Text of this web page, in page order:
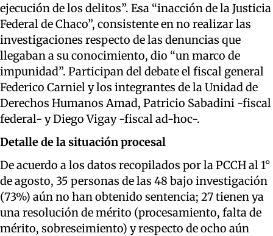
ejecución de los delitos”. Esa “inacción de la Justicia
Federal de Chaco”, consistente en no realizar las
investigaciones respecto de las denuncias que
llegaban a su conocimiento, dio “un marco de
impunidad”. Participan del debate el fiscal general
Federico Carniel y los integrantes de la Unidad de
Derechos Humanos Amad, Patricio Sabadini -fiscal
federal- y Diego Vigay -fiscal ad-hoc-.
Detalle de la situación procesal
De acuerdo a los datos recopilados por la PCCH al 1°
de agosto, 35 personas de las 48 bajo investigación
(73%) aún no han obtenido sentencia; 27 tienen ya
una resolución de mérito (procesamiento, falta de
mérito, sobreseimiento) y respecto de ocho aún